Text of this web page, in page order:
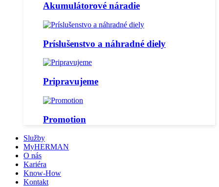
Akumulátorové náradie
Príslušenstvo a náhradné diely
Pripravujeme
Promotion
Služby
MyHERMAN
O nás
Kariéra
Know-How
Kontakt